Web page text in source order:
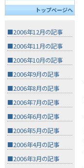
トップページへ
■2006年12月の記事
■2006年11月の記事
■2006年10月の記事
■2006年9月の記事
■2006年8月の記事
■2006年7月の記事
■2006年6月の記事
■2006年5月の記事
■2006年4月の記事
■2006年3月の記事